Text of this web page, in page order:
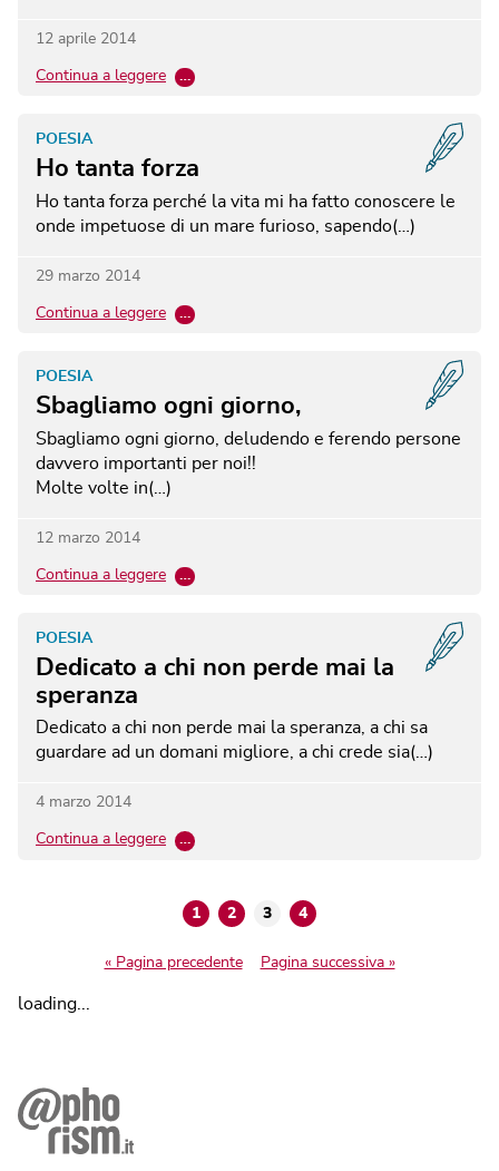
12 aprile 2014
Continua a leggere …
Ho tanta forza
POESIA
Ho tanta forza perché la vita mi ha fatto conoscere le
onde impetuose di un mare furioso, sapendo(…)
29 marzo 2014
Continua a leggere …
Sbagliamo ogni giorno,
POESIA
Sbagliamo ogni giorno, deludendo e ferendo persone
davvero importanti per noi!!
Molte volte in(…)
12 marzo 2014
Continua a leggere …
Dedicato a chi non perde mai la
speranza
POESIA
Dedicato a chi non perde mai la speranza, a chi sa
guardare ad un domani migliore, a chi crede sia(…)
4 marzo 2014
Continua a leggere …
1 2 3 4
« Pagina precedente Pagina successiva »
loading...